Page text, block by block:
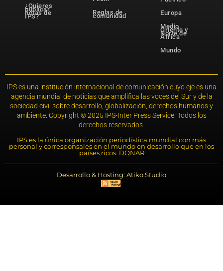
¿Quieres
publicar
notas de
IPS?
Reglas de
comunidad
Europa
Medio
Oriente y
Norte de
África
Mundo
IPS es una institución internacional de comunicación cuyo eje es una
agencia mundial de noticias que amplifica las voces del Sur y de la
sociedad civil sobre desarrollo, globalización, derechos humanos y
ambiente. Copyright © 2025 IPS-Inter Press Service. Todos los
derechos reservados.
IPS es la única organización periodística mundial con más
personal y corresponsales en el mundo en desarrollo que en los
países ricos. DONAR
Desarrollo & Hosting: Atiko.Studio